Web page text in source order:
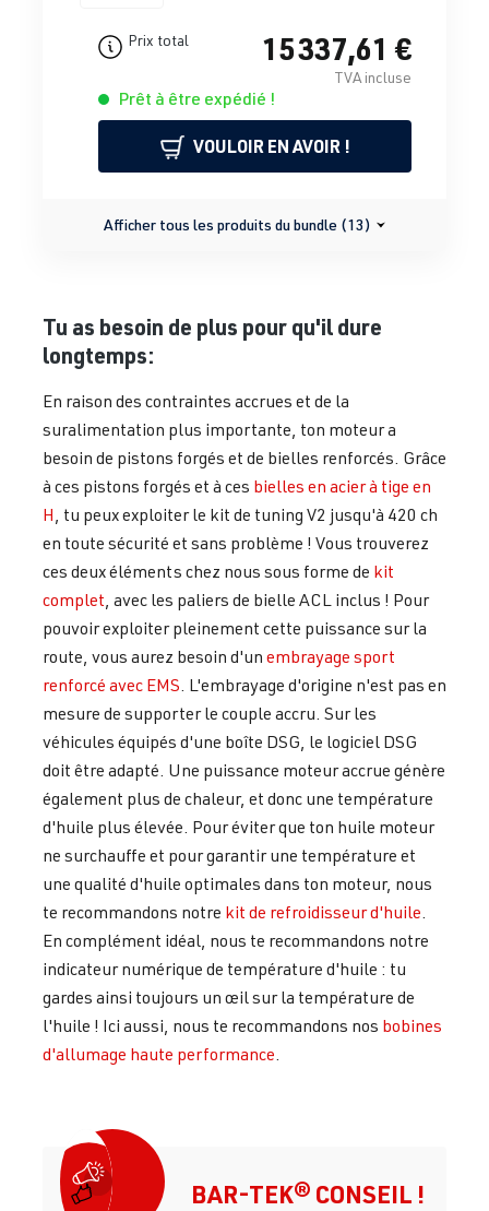
Prix total 15 337,61 €
TVA incluse
Prêt à être expédié !
VOULOIR EN AVOIR !
Afficher tous les produits du bundle (13)
Tu as besoin de plus pour qu'il dure
longtemps:
En raison des contraintes accrues et de la
suralimentation plus importante, ton moteur a
besoin de pistons forgés et de bielles renforcés. Grâce
à ces pistons forgés et à ces bielles en acier à tige en
H, tu peux exploiter le kit de tuning V2 jusqu'à 420 ch
en toute sécurité et sans problème ! Vous trouverez
ces deux éléments chez nous sous forme de kit
complet, avec les paliers de bielle ACL inclus ! Pour
pouvoir exploiter pleinement cette puissance sur la
route, vous aurez besoin d'un embrayage sport
renforcé avec EMS. L'embrayage d'origine n'est pas en
mesure de supporter le couple accru. Sur les
véhicules équipés d'une boîte DSG, le logiciel DSG
doit être adapté. Une puissance moteur accrue génère
également plus de chaleur, et donc une température
d'huile plus élevée. Pour éviter que ton huile moteur
ne surchauffe et pour garantir une température et
une qualité d'huile optimales dans ton moteur, nous
te recommandons notre kit de refroidisseur d'huile.
En complément idéal, nous te recommandons notre
indicateur numérique de température d'huile : tu
gardes ainsi toujours un œil sur la température de
l'huile ! Ici aussi, nous te recommandons nos bobines
d'allumage haute performance.
BAR-TEK® CONSEIL !